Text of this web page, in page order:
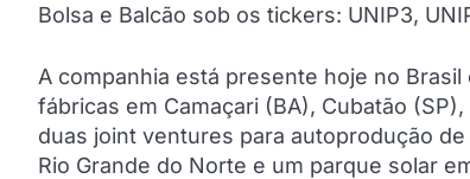
Bolsa e Balcão sob os tickers: UNIP3,
A companhia está presente hoje no
fábricas em Camaçari (BA), Cubatão
duas joint ventures para autoprodução
Rio Grande do Norte e um parque solar